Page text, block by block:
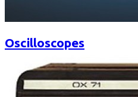
Oscilloscopes